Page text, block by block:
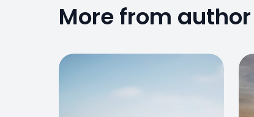
More from author